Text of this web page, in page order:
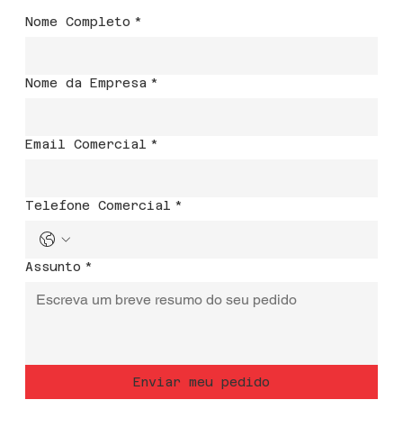
Nome Completo *
Nome da Empresa *
Email Comercial *
Telefone Comercial *
Assunto *
Enviar meu pedido